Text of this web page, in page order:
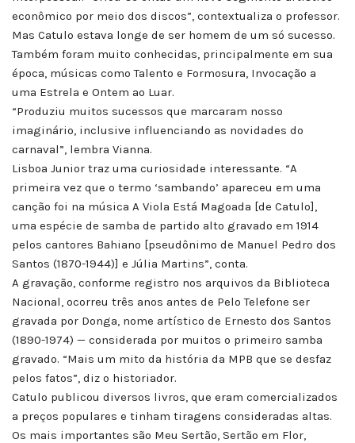
econômico por meio dos discos”, contextualiza o professor.
Mas Catulo estava longe de ser homem de um só sucesso.
Também foram muito conhecidas, principalmente em sua
época, músicas como Talento e Formosura, Invocação a
uma Estrela e Ontem ao Luar.
“Produziu muitos sucessos que marcaram nosso
imaginário, inclusive influenciando as novidades do
carnaval”, lembra Vianna.
Lisboa Junior traz uma curiosidade interessante. “A
primeira vez que o termo ‘sambando’ apareceu em uma
canção foi na música A Viola Está Magoada [de Catulo],
uma espécie de samba de partido alto gravado em 1914
pelos cantores Bahiano [pseudônimo de Manuel Pedro dos
Santos (1870-1944)] e Júlia Martins”, conta.
A gravação, conforme registro nos arquivos da Biblioteca
Nacional, ocorreu três anos antes de Pelo Telefone ser
gravada por Donga, nome artístico de Ernesto dos Santos
(1890-1974) — considerada por muitos o primeiro samba
gravado. “Mais um mito da história da MPB que se desfaz
pelos fatos”, diz o historiador.
Catulo publicou diversos livros, que eram comercializados
a preços populares e tinham tiragens consideradas altas.
Os mais importantes são Meu Sertão, Sertão em Flor,